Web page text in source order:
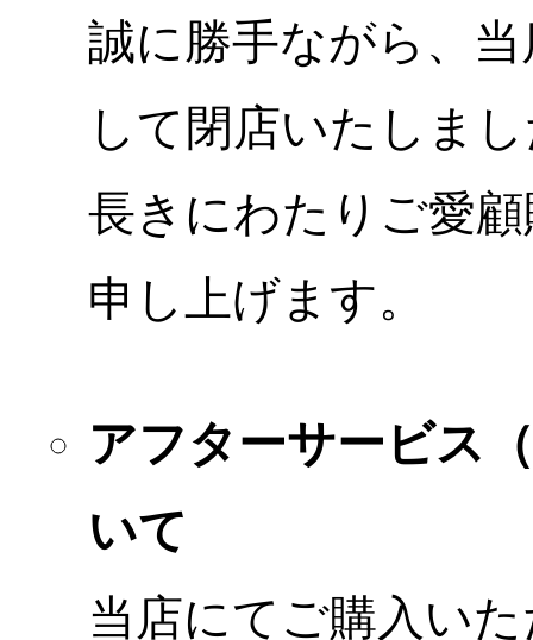
誠に勝手ながら、
して閉店いたしま
長きにわたりご愛
申し上げます。
アフターサービス
いて
当店にてご購入い